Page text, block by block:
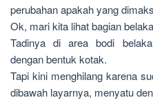
perubahan apakah yang
Ok, mari kita lihat bagian
Tadinya di area bodi
dengan bentuk kotak.
Tapi kini menghilang karena
dibawah layarnya, menyatu